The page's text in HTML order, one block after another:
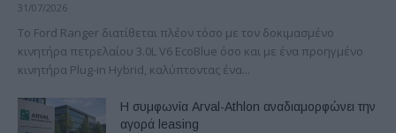
31/07/2026
Το Ford Ranger διατίθεται πλέον τόσο με τον δοκιμασμένο
κινητήρα πετρελαίου 3.0L V6 EcoBlue όσο και με ένα προηγμένο
κινητήρα Plug-in Hybrid, καλύπτοντας ένα...
Η συμφωνία Arval-Athlon αναδιαμορφώνει την
αγορά leasing